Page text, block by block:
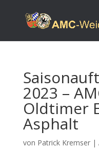
2023 –
Oldtimer
Asphalt
von Patrick Kremser|